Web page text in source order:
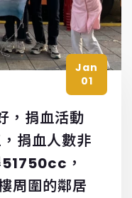
Jan
01
，捐血活動
捐血人數非
，
周圍的鄰居